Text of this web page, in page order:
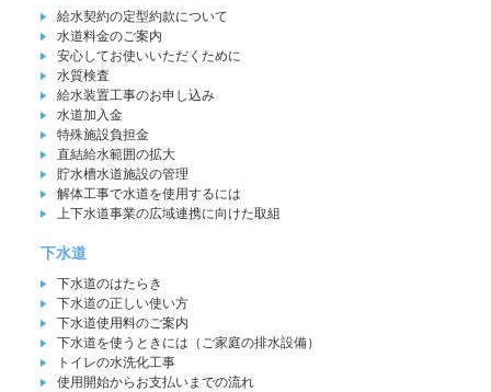
給水契約の定型約款について
水道料金のご案内
安心してお使いいただくために
水質検査
給水装置工事のお申し込み
水道加入金
特殊施設負担金
直結給水範囲の拡大
貯水槽水道施設の管理
解体工事で水道を使用するには
上下水道事業の広域連携に向けた取組
下水道
下水道のはたらき
下水道の正しい使い方
下水道使用料のご案内
下水道を使うときには（ご家庭の排水設備）
トイレの水洗化工事
使用開始からお支払いまでの流れ